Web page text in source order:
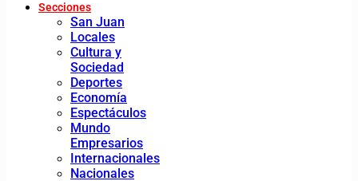
Secciones
San Juan
Locales
Cultura y
Sociedad
Deportes
Economía
Espectáculos
Mundo
Empresarios
Internacionales
Nacionales